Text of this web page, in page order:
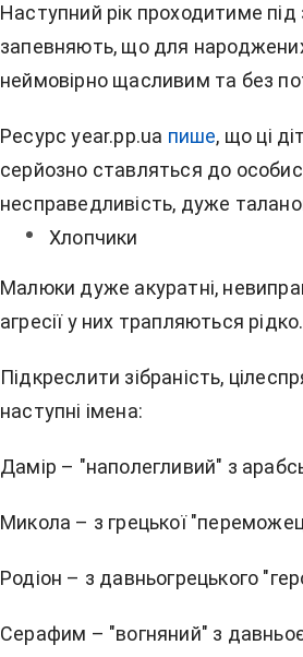
Наступний рік проходитиме
запевняють, що для
неймовірно щасливим та без
Ресурс year.pp.ua пише, що ці
серйозно ставляться до
несправедливість, дуже
Хлопчики
Малюки дуже акуратні,
агресії у них трапляються рідко.
Підкреслити зібраність,
наступні імена:
Дамір – "наполегливий" з
Микола – з грецької
Родіон – з давньогрецького
Серафим – "вогняний" з